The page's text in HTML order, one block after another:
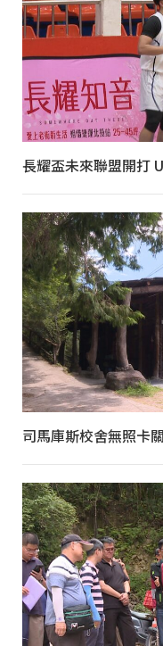
長耀盃未來聯盟開打
司馬庫斯校舍無照卡